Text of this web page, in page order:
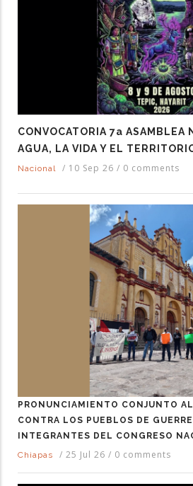
CONVOCATORIA 7a ASAMBLEA
AGUA, LA VIDA Y EL
Nacional / 10 Sep 26 / 0 comments
PRONUNCIAMIENTO CONJUNTO
CONTRA LOS PUEBLOS DE
INTEGRANTES DEL CONGRESO
Chiapas
/ 25 Jul 26 / 0 comments